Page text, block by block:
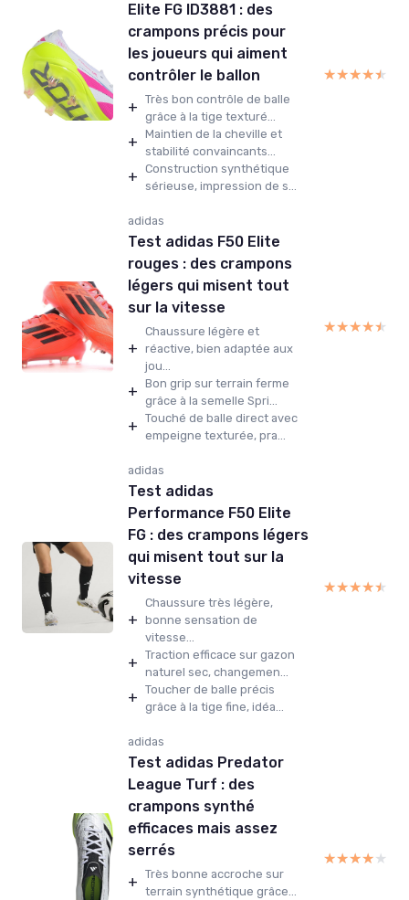
Elite FG ID3881 : des
crampons précis pour
les joueurs qui aiment
contrôler le ballon
+ Très bon contrôle de balle
grâce à la tige texturé...
+ Maintien de la cheville et
stabilité convaincants...
+ Construction synthétique
sérieuse, impression de s...
★★★★★
★★★★★
adidas
Test adidas F50 Elite
rouges : des crampons
légers qui misent tout
sur la vitesse
+
Chaussure légère et
réactive, bien adaptée aux
jou...
+ Bon grip sur terrain ferme
grâce à la semelle Spri...
+ Touché de balle direct avec
empeigne texturée, pra...
★★★★★
★★★★★
adidas
Test adidas
Performance F50 Elite
FG : des crampons légers
qui misent tout sur la
vitesse
+
Chaussure très légère,
bonne sensation de
vitesse...
+ Traction efficace sur gazon
naturel sec, changemen...
+ Toucher de balle précis
grâce à la tige fine, idéa...
★★★★★
★★★★★
adidas
Test adidas Predator
League Turf : des
crampons synthé
efficaces mais assez
serrés
+ Très bonne accroche sur
terrain synthétique grâce...
★★★★★
★★★★★